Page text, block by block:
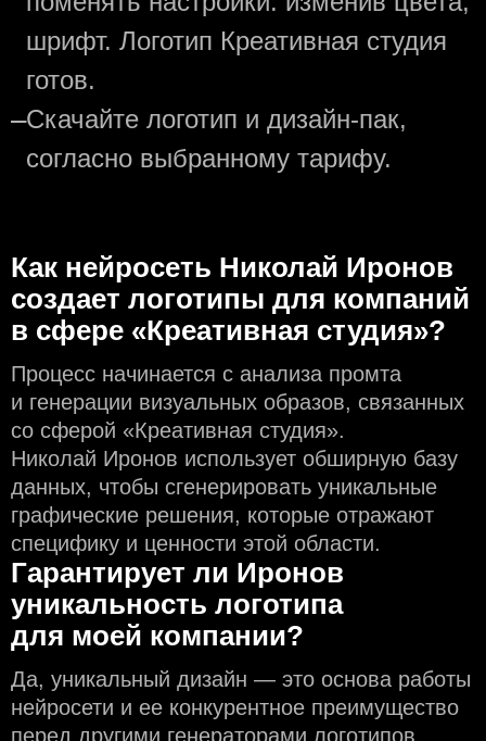
шрифт. Логотип Креативная студия
готов.
—Скачайте логотип и дизайн-пак,
согласно выбранному тарифу.
Как нейросеть Николай Иронов
создаeт логотипы для компаний
в сфере «Креативная студия»?
Процесс начинается с анализа промта
и генерации визуальных образов, связанных
со сферой «Креативная студия».
Николай Иронов использует обширную базу
данных, чтобы сгенерировать уникальные
графические решения, которые отражают
специфику и ценности этой области.
Гарантирует ли Иронов
уникальность логотипа
для моей компании?
Да, уникальный дизайн — это основа работы
нейросети и еe конкурентное преимущество
перед другими генераторами логотипов,